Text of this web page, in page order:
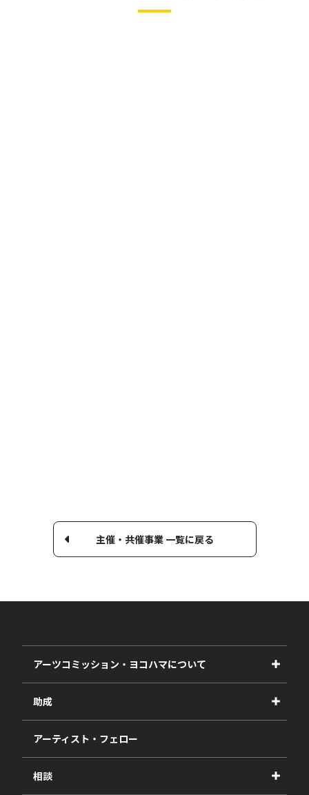
主催・共催事業 一覧に戻る
アーツコミッション・ヨコハマについて
事業紹介
事業報告書
助成
2027年度
2026年度
2025年度
アーティスト・フェロー
相談